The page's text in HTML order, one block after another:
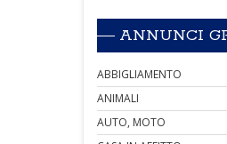
ANNUNCI
ABBIGLIAMENTO
ANIMALI
AUTO, MOTO